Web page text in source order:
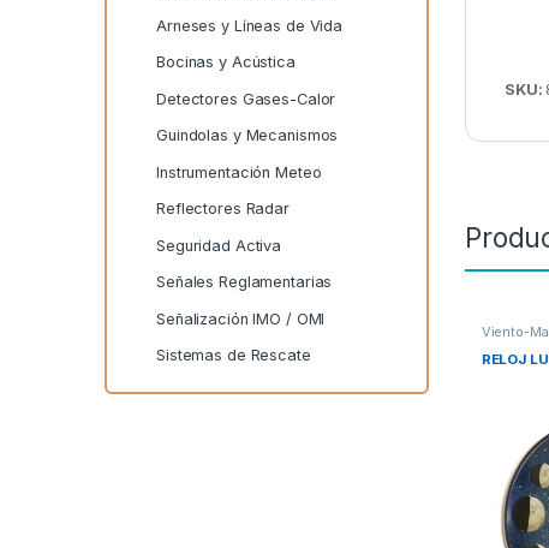
SKU:
Viento-
RELOJ
Arneses y Líneas de Vida
Bocinas y Acústica
Detectores Gases-Calor
Guindolas y Mecanismos
Instrumentación Meteo
Reflectores Radar
Seguridad Activa
Señales Reglamentarias
Señalización IMO / OMI
Sistemas de Rescate